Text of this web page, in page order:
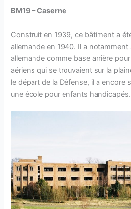
BM19 – Caserne
Construit en 1939, ce bâtiment a
allemande en 1940. Il a notamment
allemande comme base arrière
aériens qui se trouvaient sur la
le départ de la Défense, il a encore
une école pour enfants handicapés.